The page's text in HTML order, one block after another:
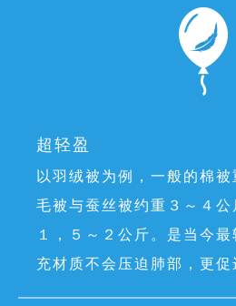
超轻盈
以羽绒被为例，一般的棉
毛被与蚕丝被约重３～４
１，５～２公斤。是当今
充材质不会压迫肺部，更促